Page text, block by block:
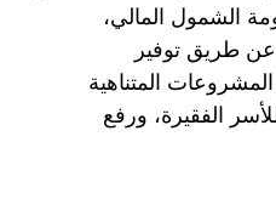
الشمول المالي،
عن طريق توفير
المتناهية
الفقيرة، ورفع